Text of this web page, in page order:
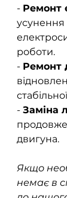
- Ремонт
роботи.
- Ремонт
- Заміна
двигуна.
Якщо
немає в